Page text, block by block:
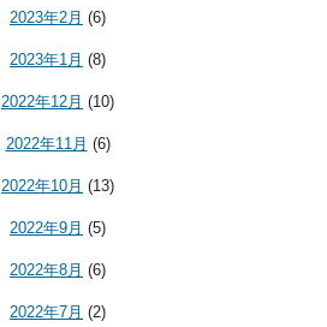
2023年2月 (6)
2023年1月 (8)
2022年12月 (10)
2022年11月 (6)
2022年10月 (13)
2022年9月 (5)
2022年8月 (6)
2022年7月 (2)